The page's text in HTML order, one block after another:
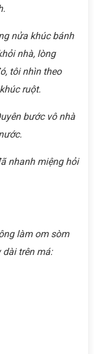
nửa khúc bánh
nhà, lòng
tôi nhìn theo
ruột.
bước vô nhà
nhanh miệng hỏi
làm om sòm
trên má: